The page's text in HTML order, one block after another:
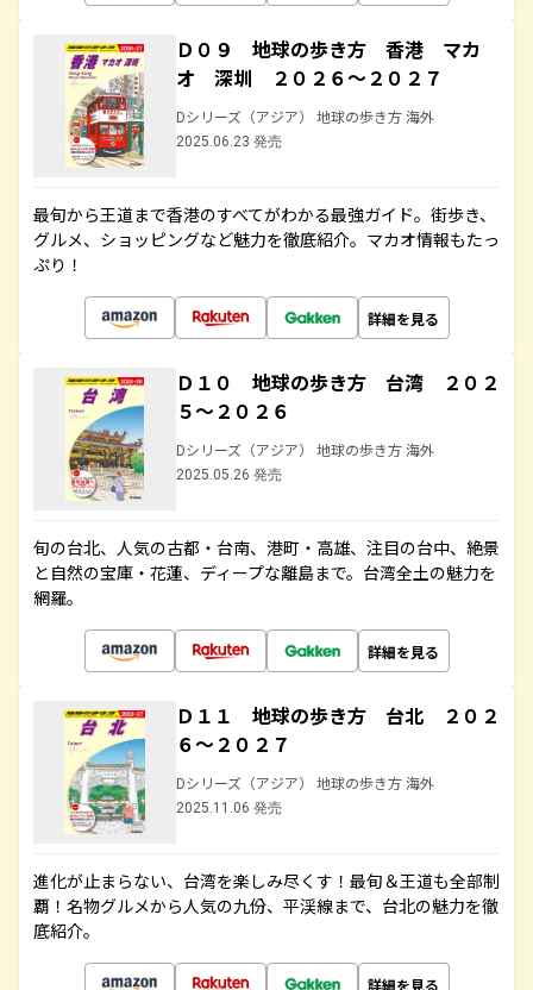
Ｄ０９ 地球の歩き方 香港 マカ
オ 深圳 ２０２６～２０２７
Dシリーズ（アジア） 地球の歩き方 海外
2025.06.23 発売
最旬から王道まで香港のすべてがわかる最強ガイド。街歩き、
グルメ、ショッピングなど魅力を徹底紹介。マカオ情報もたっ
ぷり！
詳細を見る
Ｄ１０ 地球の歩き方 台湾 ２０２
５～２０２６
Dシリーズ（アジア） 地球の歩き方 海外
2025.05.26 発売
旬の台北、人気の古都・台南、港町・高雄、注目の台中、絶景
と自然の宝庫・花蓮、ディープな離島まで。台湾全土の魅力を
網羅。
詳細を見る
Ｄ１１ 地球の歩き方 台北 ２０２
６～２０２７
Dシリーズ（アジア） 地球の歩き方 海外
2025.11.06 発売
進化が止まらない、台湾を楽しみ尽くす！最旬＆王道も全部制
覇！名物グルメから人気の九份、平渓線まで、台北の魅力を徹
底紹介。
詳細を見る